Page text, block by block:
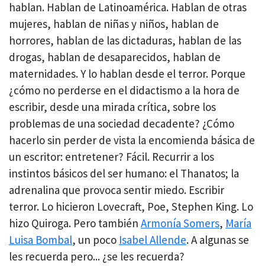
hablan. Hablan de Latinoamérica. Hablan de otras
mujeres, hablan de niñas y niños, hablan de
horrores, hablan de las dictaduras, hablan de las
drogas, hablan de desaparecidos, hablan de
maternidades. Y lo hablan desde el terror. Porque
¿cómo no perderse en el didactismo a la hora de
escribir, desde una mirada crítica, sobre los
problemas de una sociedad decadente? ¿Cómo
hacerlo sin perder de vista la encomienda básica de
un escritor: entretener? Fácil. Recurrir a los
instintos básicos del ser humano: el Thanatos; la
adrenalina que provoca sentir miedo. Escribir
terror. Lo hicieron Lovecraft, Poe, Stephen King. Lo
hizo Quiroga. Pero también Armonía Somers, María
Luisa Bombal, un poco Isabel Allende. A algunas se
les recuerda pero... ¿se les recuerda?